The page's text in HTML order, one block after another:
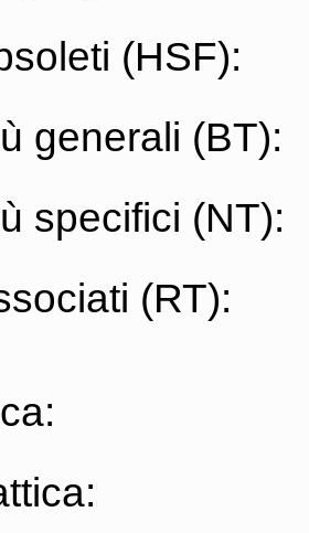
(HSF):
generali (BT):
specifici (NT):
(RT):